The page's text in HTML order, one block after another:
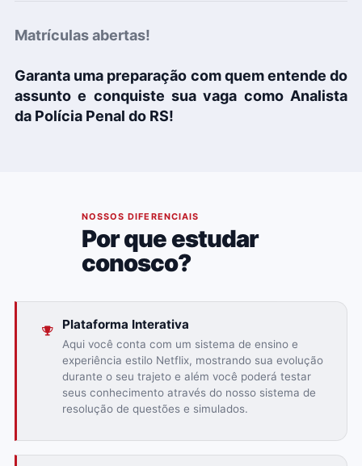
Matrículas abertas!
Garanta uma preparação com quem entende do
assunto e conquiste sua vaga comoAnalista
da Polícia Penal do RS!
NOSSOS DIFERENCIAIS
Por que estudar
conosco?
Plataforma Interativa
Aqui você conta com um sistema de ensino e
experiência estilo Netflix, mostrando sua evolução
durante o seu trajeto e além você poderá testar
seus conhecimento através do nosso sistema de
resolução de questões e simulados.